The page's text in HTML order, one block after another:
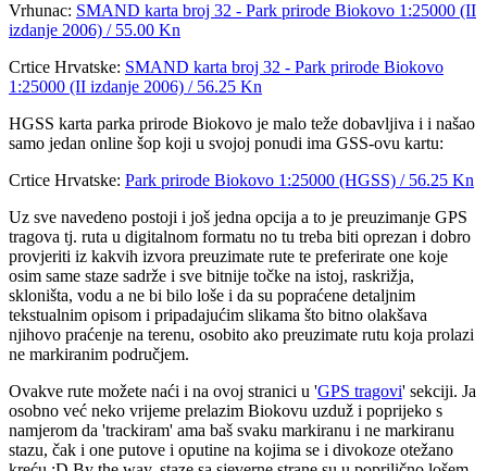
Vrhunac: SMAND karta broj 32 - Park prirode Biokovo 1:25000 (II
izdanje 2006) / 55.00 Kn
Crtice Hrvatske: SMAND karta broj 32 - Park prirode Biokovo
1:25000 (II izdanje 2006) / 56.25 Kn
HGSS karta parka prirode Biokovo je malo teže dobavljiva i i našao
samo jedan online šop koji u svojoj ponudi ima GSS-ovu kartu:
Crtice Hrvatske: Park prirode Biokovo 1:25000 (HGSS) / 56.25 Kn
Uz sve navedeno postoji i još jedna opcija a to je preuzimanje GPS
tragova tj. ruta u digitalnom formatu no tu treba biti oprezan i dobro
provjeriti iz kakvih izvora preuzimate rute te preferirate one koje
osim same staze sadrže i sve bitnije točke na istoj, raskrižja,
skloništa, vodu a ne bi bilo loše i da su popraćene detaljnim
tekstualnim opisom i pripadajućim slikama što bitno olakšava
njihovo praćenje na terenu, osobito ako preuzimate rutu koja prolazi
ne markiranim područjem.
Ovakve rute možete naći i na ovoj stranici u 'GPS tragovi' sekciji. Ja
osobno već neko vrijeme prelazim Biokovu uzduž i poprijeko s
namjerom da 'trackiram' ama baš svaku markiranu i ne markiranu
stazu, čak i one putove i oputine na kojima se i divokoze otežano